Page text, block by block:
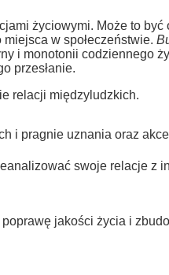
życiowymi. Może to
w społeczeństwie.
i monotonii codziennego
przesłanie.
relacji międzyludzkich.
i pragnie uznania oraz
swoje relacje z
jakości życia i